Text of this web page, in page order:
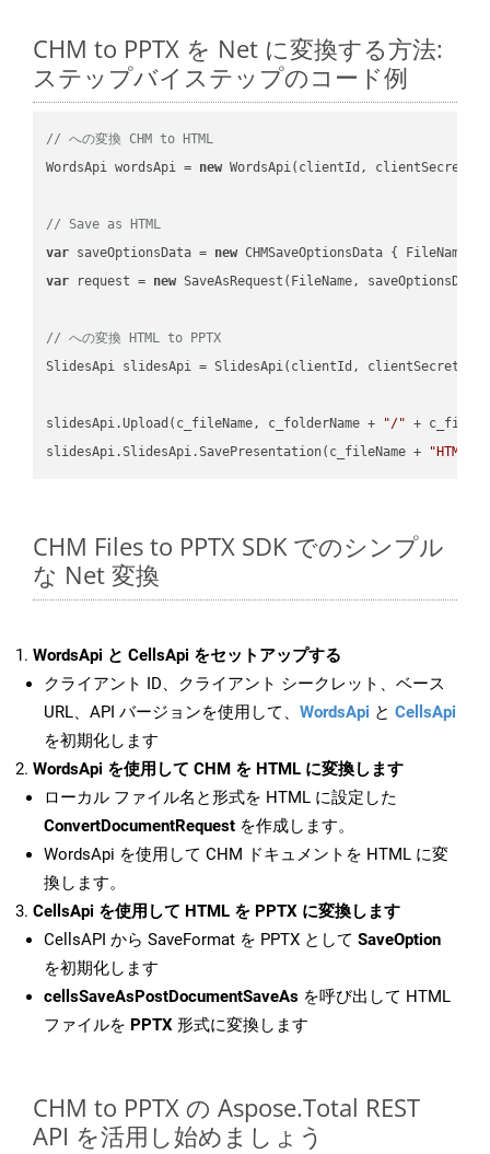
CHM to PPTX を Net に変換する方法:
ステップバイステップのコード例
// への変換 CHM to HTML
WordsApi wordsApi = new WordsApi(clientId, clientSecret);
// Save as HTML
var saveOptionsData = new CHMSaveOptionsData { FileName =
var request = new SaveAsRequest(FileName,
// への変換 HTML to PPTX
SlidesApi slidesApi = SlidesApi(clientId, clientSecret);
slidesApi.Upload(c_fileName, c_folderName + "/" +
slidesApi.SlidesApi.SavePresentation(c_fileName +
"HTML"
CHM Files to PPTX SDK でのシンプル
な Net 変換
WordsApi と CellsApi をセットアップする
クライアント ID、クライアント シークレット、ベース
URL、API バージョンを使用して、 WordsApi と CellsApi
を初期化します
WordsApi を使用して CHM を HTML に変換します
ローカル ファイル名と形式を HTML に設定した
ConvertDocumentRequest を作成します。
WordsApi を使用して CHM ドキュメントを HTML に変
換します。
CellsApi を使用して HTML を PPTX に変換します
CellsAPI から SaveFormat を PPTX として SaveOption
を初期化します
cellsSaveAsPostDocumentSaveAs を呼び出して HTML
ファイルを PPTX 形式に変換します
CHM to PPTX の Aspose.Total REST
API を活用し始めましょう